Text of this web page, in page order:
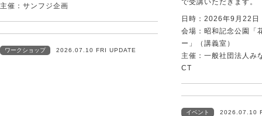
主催：サンフジ企画
ワークショップ 2026.07.10 FRI UPDATE
日時：2026年9月22日
会場：昭和記念公園「
ー」（講義室）
主催：一般社団法人み
CT
イベント 2026.07.10